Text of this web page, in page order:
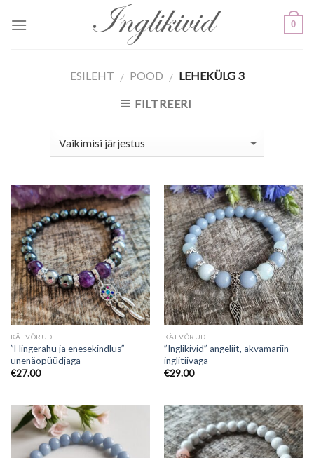
0
ESILEHT / POOD / LEHEKÜLG 3
FILTREERI
KÄEVÕRUD
”Hingerahu ja enesekindlus”
unenäopüüdjaga
€27.00
KÄEVÕRUD
”Inglikivid” angeliit, akvamariin
inglitiivaga
€29.00